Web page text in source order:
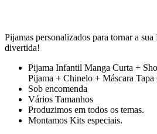
Pijamas personalizados para tornar a
divertida!
Pijama Infantil Manga Curta +
Pijama + Chinelo + Máscara Tapa
Sob encomenda
Vários Tamanhos
Produzimos em todos os temas.
Montamos Kits especiais.